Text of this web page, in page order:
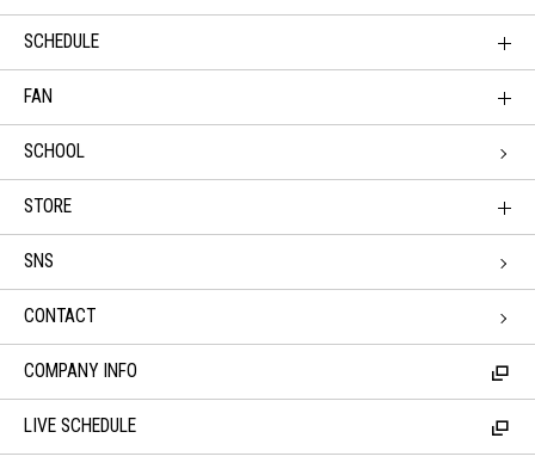
SCHEDULE
FAN
SCHOOL
STORE
SNS
CONTACT
COMPANY INFO
LIVE SCHEDULE